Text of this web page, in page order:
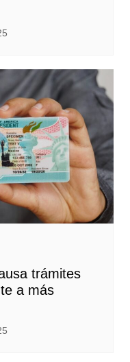
trámites
a más